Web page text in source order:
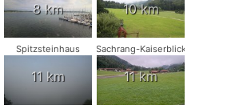
8 km 10 km
Spitzsteinhaus
11 km
Sachrang-Kaiserblick
11 km